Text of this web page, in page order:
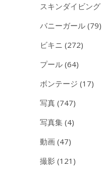
スキンダイビング
バニーガール (79)
ビキニ (272)
プール (64)
ボンテージ (17)
写真 (747)
写真集 (4)
動画 (47)
撮影 (121)